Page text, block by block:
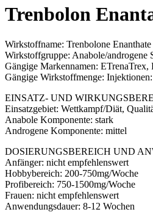
Trenbolon
Wirkstoffname: Trenbolone Enanthate
Wirkstoffgruppe: Anabole/androgene
Gängige Markennamen: ETrenaTrex,
Gängige Wirkstoffmenge:
EINSATZ- UND
Einsatzgebiet: Wettkampf/Diät,
Anabole Komponente: stark
Androgene Komponente: mittel
DOSIERUNGSBEREICH UND
Anfänger: nicht empfehlenswert
Hobbybereich: 200-750mg/Woche
Profibereich: 750-1500mg/Woche
Frauen: nicht empfehlenswert
Anwendungsdauer: 8-12 Wochen